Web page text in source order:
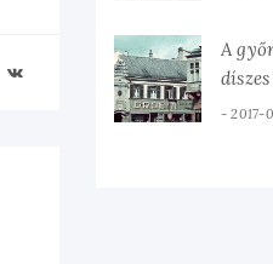
A
2017-